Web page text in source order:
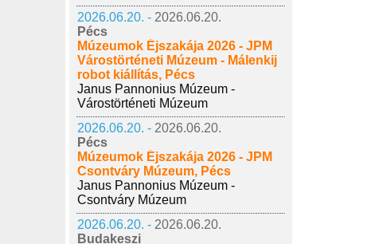
2026.06.20. - 2026.06.20.
Pécs
Múzeumok Éjszakája 2026 - JPM
Várostörténeti Múzeum - Málenkij
robot kiállítás, Pécs
Janus Pannonius Múzeum -
Várostörténeti Múzeum
2026.06.20. - 2026.06.20.
Pécs
Múzeumok Éjszakája 2026 - JPM
Csontváry Múzeum, Pécs
Janus Pannonius Múzeum -
Csontváry Múzeum
2026.06.20. - 2026.06.20.
Budakeszi